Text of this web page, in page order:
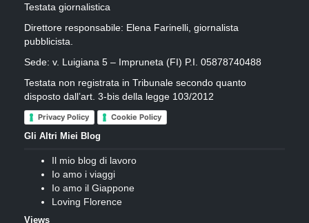
Testata giornalistica
Direttore responsabile: Elena Farinelli, giornalista
pubblicista.
Sede: v. Luigiana 5 – Impruneta (FI) P.I. 05878740488
Testata non registrata in Tribunale secondo quanto
disposto dall’art. 3-bis della legge 103/2012
Privacy Policy Cookie Policy
Gli Altri Miei Blog
Il mio blog di lavoro
Io amo i viaggi
Io amo il Giappone
Loving Florence
Views